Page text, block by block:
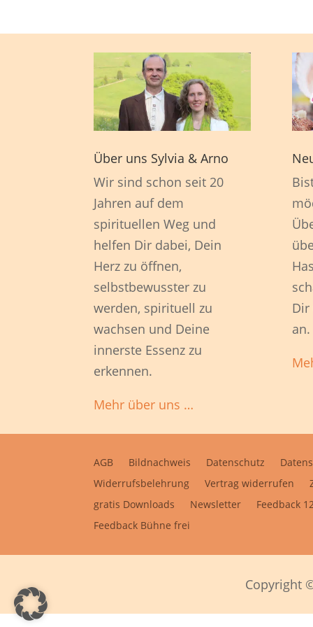
Über uns Sylvia & Arno
Wir sind schon seit 20
Jahren auf dem
spirituellen Weg und
helfen Dir dabei, Dein
Herz zu öffnen,
selbstbewusster zu
werden, spirituell zu
wachsen und Deine
innerste Essenz zu
erkennen.
Mehr über uns …
Dir
an.
AGB Bildnachweis Datenschutz
Widerrufsbelehrung
Vertrag widerrufen
gratis Downloads
Newsletter Feedback
Feedback Bühne frei
Copyright